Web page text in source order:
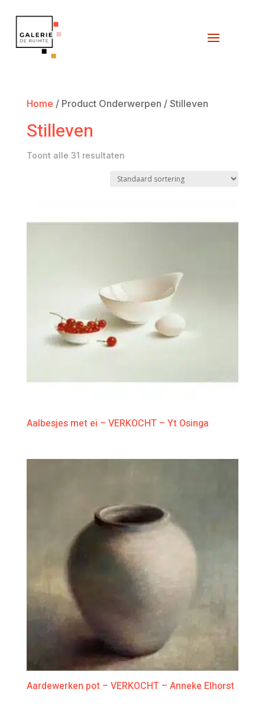
Home / Product Onderwerpen / Stilleven
Stilleven
Toont alle 31 resultaten
Aalbesjes met ei – VERKOCHT – Yt Osinga
Aardewerken pot – VERKOCHT – Anneke Elhorst